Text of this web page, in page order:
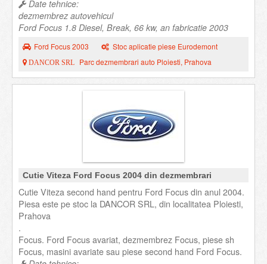
Date tehnice:
dezmembrez autovehicul
Ford Focus 1.8 Diesel, Break, 66 kw, an fabricatie 2003
Ford Focus 2003 Stoc aplicatie piese Eurodemont
DANCOR SRL Parc dezmembrari auto Ploiesti, Prahova
Cutie Viteza Ford Focus 2004 din dezmembrari
Cutie Viteza second hand pentru Ford Focus din anul 2004.
Piesa este pe stoc la DANCOR SRL, din localitatea Ploiesti,
Prahova
.
Focus. Ford Focus avariat, dezmembrez Focus, piese sh
Focus, masini avariate sau piese second hand Ford Focus.